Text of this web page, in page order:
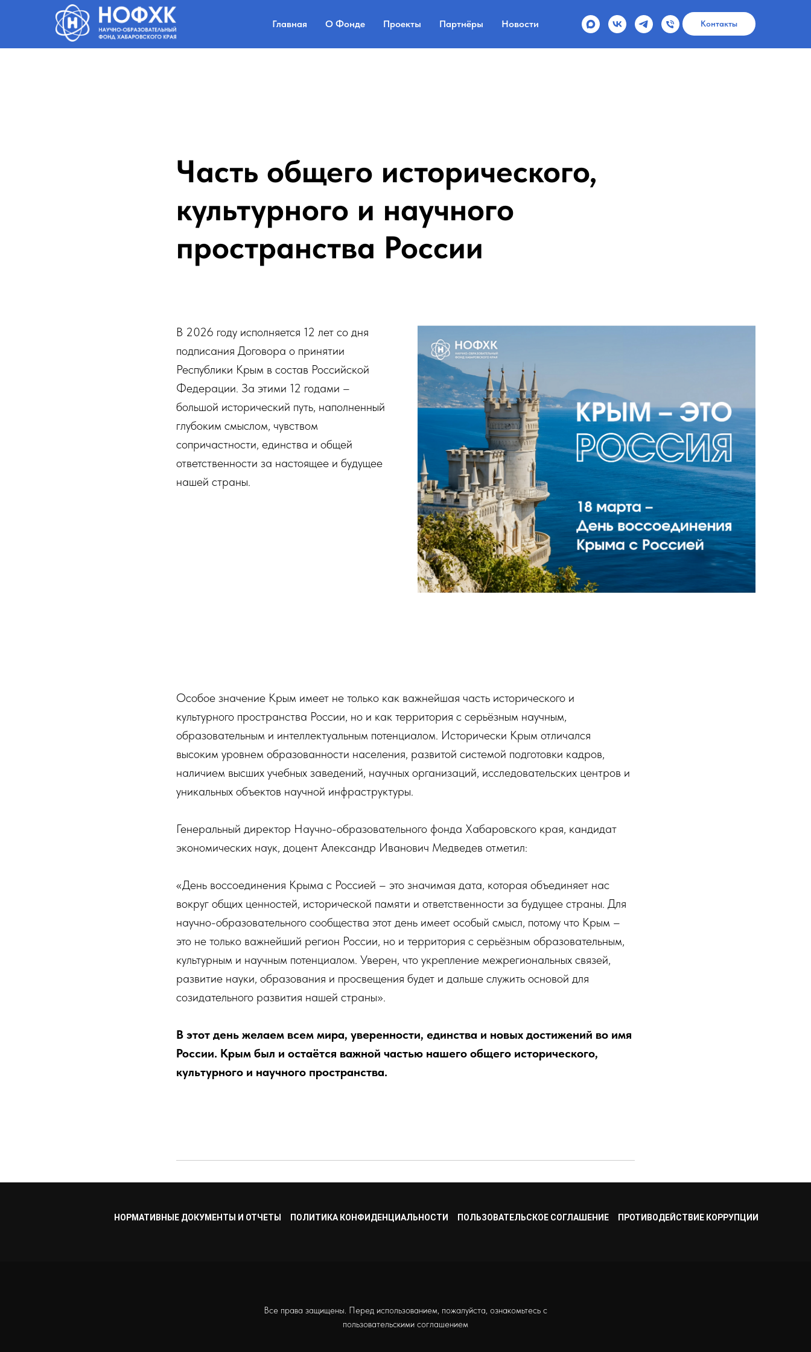
Главная О Фонде Проекты Партнёры Новости Контакты
Часть общего исторического,
культурного и научного
пространства России
В 2026 году исполняется 12 лет со дня
подписания Договора о принятии
Республики Крым в состав Российской
Федерации. За этими 12 годами –
большой исторический путь, наполненный
глубоким смыслом, чувством
сопричастности, единства и общей
ответственности за настоящее и будущее
нашей страны.
Особое значение Крым имеет не только как важнейшая часть исторического и
культурного пространства России, но и как территория с серьёзным научным,
образовательным и интеллектуальным потенциалом. Исторически Крым отличался
высоким уровнем образованности населения, развитой системой подготовки кадров,
наличием высших учебных заведений, научных организаций, исследовательских центров и
уникальных объектов научной инфраструктуры.
Генеральный директор Научно-образовательного фонда Хабаровского края, кандидат
экономических наук, доцент Александр Иванович Медведев отметил:
«День воссоединения Крыма с Россией – это значимая дата, которая объединяет нас
вокруг общих ценностей, исторической памяти и ответственности за будущее страны. Для
научно-образовательного сообщества этот день имеет особый смысл, потому что Крым –
это не только важнейший регион России, но и территория с серьёзным образовательным,
культурным и научным потенциалом. Уверен, что укрепление межрегиональных связей,
развитие науки, образования и просвещения будет и дальше служить основой для
созидательного развития нашей страны».
В этот день желаем всем мира, уверенности, единства и новых достижений во имя
России. Крым был и остаётся важной частью нашего общего исторического,
культурного и научного пространства.
НОРМАТИВНЫЕ ДОКУМЕНТЫ И ОТЧЕТЫ ПОЛИТИКА КОНФИДЕНЦИАЛЬНОСТИ ПОЛЬЗОВАТЕЛЬСКОЕ СОГЛАШЕНИЕ ПРОТИВОДЕЙСТВИЕ КОРРУПЦИИ
Все права защищены. Перед использованием, пожалуйста, ознакомьтесь с
пользовательскими соглашением